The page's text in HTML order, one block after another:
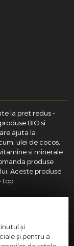
la pret redus -
BIO si
ajuta la
ulei de cocos,
si minerale
produse
Aceste produse
și
și pentru a